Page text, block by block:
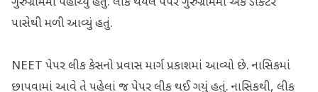
પાસેથી મળી આવ્યું હતું.
NEET પેપર લીક કેસનો પ્રવાસ માર્ગ પ્રકાશમાં આવ્યો છે. નાસિકમાં
છાપવામાં આવે તે પહેલાં જ પેપર લીક થઈ ગયું હતું. નાસિકથી, લીક